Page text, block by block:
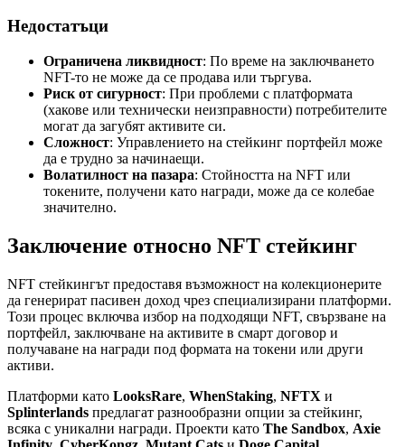
Недостатъци
Ограничена ликвидност: По време на заключването
NFT-то не може да се продава или търгува.
Риск от сигурност: При проблеми с платформата
(хакове или технически неизправности) потребителите
могат да загубят активите си.
Сложност: Управлението на стейкинг портфейл може
да е трудно за начинаещи.
Волатилност на пазара: Стойността на NFT или
токените, получени като награди, може да се колебае
значително.
Заключение относно NFT стейкинг
NFT стейкингът предоставя възможност на колекционерите
да генерират пасивен доход чрез специализирани платформи.
Този процес включва избор на подходящи NFT, свързване на
портфейл, заключване на активите в смарт договор и
получаване на награди под формата на токени или други
активи.
Платформи като LooksRare, WhenStaking, NFTX и
Splinterlands предлагат разнообразни опции за стейкинг,
всяка с уникални награди. Проекти като The Sandbox, Axie